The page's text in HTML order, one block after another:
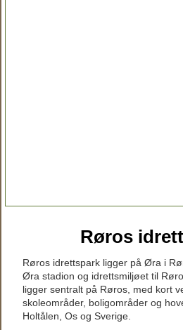
Røros
Røros idrettspark ligger på Øra i
Øra stadion og idrettsmiljøet til
ligger sentralt på Røros, med kort
skoleområder, boligområder og
Holtålen, Os og Sverige.